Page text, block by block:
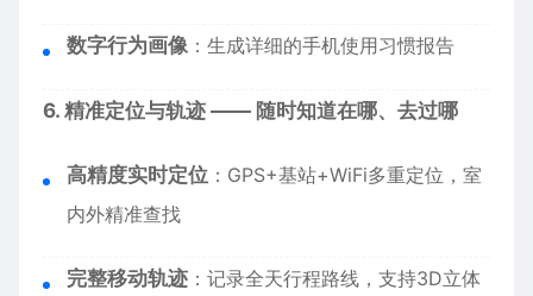
数字行为画像：生成详细的手机使用习惯报告
6. 精准定位与轨迹 —— 随时知道在哪、去过哪
高精度实时定位 ：GPS+基站+WiFi多重定位，室
内外精准查找
完整移动轨迹 ：记录全天行程路线，支持3D立体